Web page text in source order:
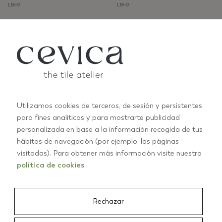
LB49
LB49
JAZZ 15X13,5
LB49
JAZZ 15X13,5
LB49
Utilizamos cookies de terceros, de sesión y persistentes
para fines analíticos y para mostrarte publicidad
personalizada en base a la información recogida de tus
hábitos de navegación (por ejemplo, las páginas
visitadas). Para obtener más información visite nuestra
política de cookies
Rechazar